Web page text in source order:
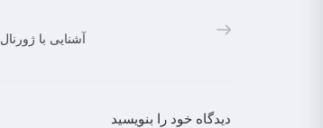
آشنایی با ژورنال Controlled Release
دیدگاه خود را بنویسید